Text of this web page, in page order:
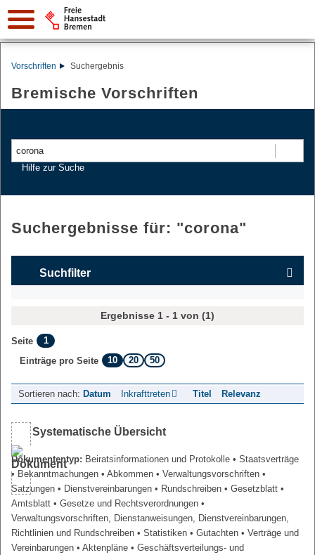
Vorschriften Suchergebnis
Bremische Vorschriften
Hilfe zur Suche
Suchergebnisse für: "corona"
Suchfilter
Ergebnisse 1 - 1 von (1)
Seite
1
Einträge pro Seite
10 20 50
Sortieren nach: Datum Inkrafttreten Titel Relevanz
Systematische Übersicht
Dokumententyp: Beiratsinformationen und Protokolle • Staatsverträge
• Bekanntmachungen • Abkommen • Verwaltungsvorschriften •
Satzungen • Dienstvereinbarungen • Rundschreiben • Gesetzblatt •
Amtsblatt • Gesetze und Rechtsverordnungen •
Verwaltungsvorschriften, Dienstanweisungen, Dienstvereinbarungen,
Richtlinien und Rundschreiben • Statistiken • Gutachten • Verträge und
Vereinbarungen • Aktenpläne • Geschäftsverteilungs- und